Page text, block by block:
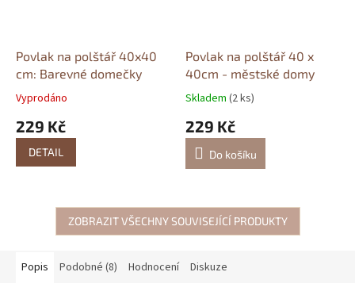
Povlak na polštář 40x40
cm: Barevné domečky
Vyprodáno
229 Kč
DETAIL
Povlak na polštář 40 x
40cm - městské domy
Skladem (2 ks)
229 Kč
Do košíku
ZOBRAZIT VŠECHNY SOUVISEJÍCÍ PRODUKTY
Popis Podobné (8) Hodnocení Diskuze